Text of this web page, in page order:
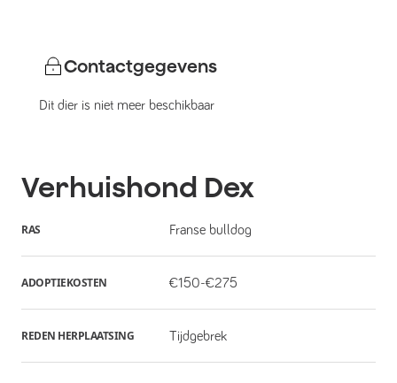
Contactgegevens
Dit dier is niet meer beschikbaar
Verhuishond Dex
RAS Franse bulldog
ADOPTIEKOSTEN €150-€275
REDEN HERPLAATSING Tijdgebrek